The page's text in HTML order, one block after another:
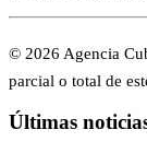
© 2026 Agencia
parcial o total de
Últimas